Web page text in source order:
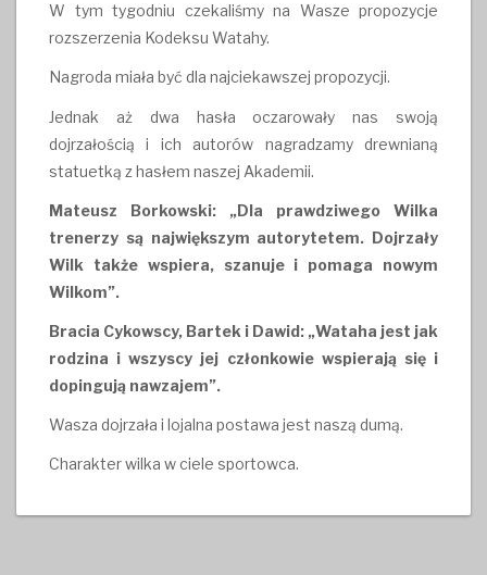
W tym tygodniu czekaliśmy na Wasze propozycje
rozszerzenia Kodeksu Watahy.
Nagroda miała być dla najciekawszej propozycji.
Jednak aż dwa hasła oczarowały nas swoją
dojrzałością i ich autorów nagradzamy drewnianą
statuetką z hasłem naszej Akademii.
Mateusz Borkowski: „Dla prawdziwego Wilka
trenerzy są największym autorytetem. Dojrzały
Wilk także wspiera, szanuje i pomaga nowym
Wilkom”.
Bracia Cykowscy, Bartek i Dawid: „Wataha jest jak
rodzina i wszyscy jej członkowie wspierają się i
dopingują nawzajem”.
Wasza dojrzała i lojalna postawa jest naszą dumą.
Charakter wilka w ciele sportowca.